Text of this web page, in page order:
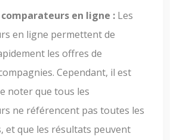
en ligne : Les
en ligne permettent de
les offres de
Cependant, il est
noter que tous les
ne référencent pas toutes les
et que les résultats peuvent